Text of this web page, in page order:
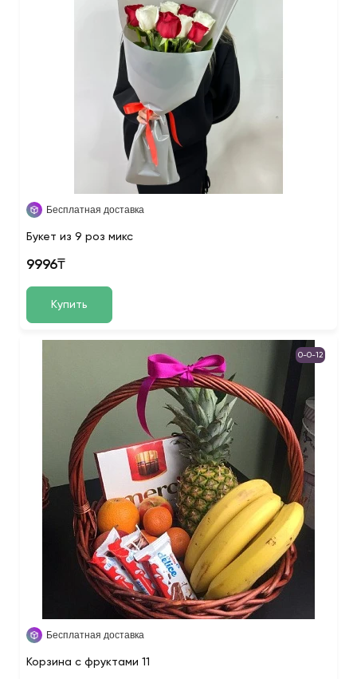
Бесплатная доставка
Букет из 9 роз микс
9996₸
Купить
0-0-12
Бесплатная доставка
Корзина с фруктами 11